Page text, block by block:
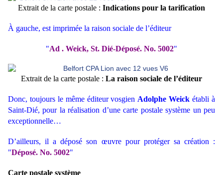
Extrait de la carte postale : Indications pour la tarification
À gauche, est imprimée la raison sociale de l’éditeur
"Ad . Weick, St. Dié-Déposé. No. 5002"
Extrait de la carte postale : La raison sociale de l’éditeur
Donc, toujours le même éditeur vosgien Adolphe Weick établi à
Saint-Dié, pour la réalisation d’une carte postale système un peu
exceptionnelle…
D’ailleurs, il a déposé son œuvre pour protéger sa création :
"Déposé. No. 5002"
Carte postale système